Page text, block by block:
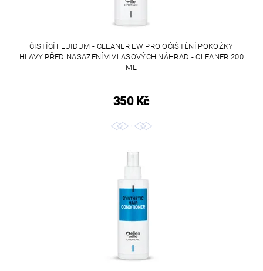
ČISTÍCÍ FLUIDUM - CLEANER EW PRO OČIŠTĚNÍ POKOŽKY
HLAVY PŘED NASAZENÍM VLASOVÝCH NÁHRAD - CLEANER 200
ML
350 Kč